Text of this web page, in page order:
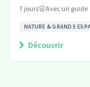
7 jours Avec un guide
NATURE & GRANDS
Découvrir